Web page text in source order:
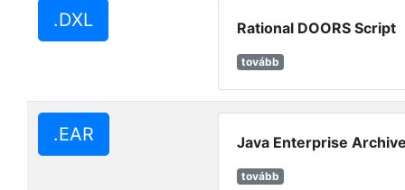
.DXL Rational DOORS Script
tovább
.EAR Java Enterprise
tovább